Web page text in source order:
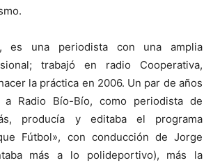
es una periodista con una amplia
trabajó en radio Cooperativa,
la práctica en 2006. Un par de años
Radio Bío-Bío, como periodista de
producía y editaba el programa
Fútbol», con conducción de Jorge
más a lo polideportivo), más la